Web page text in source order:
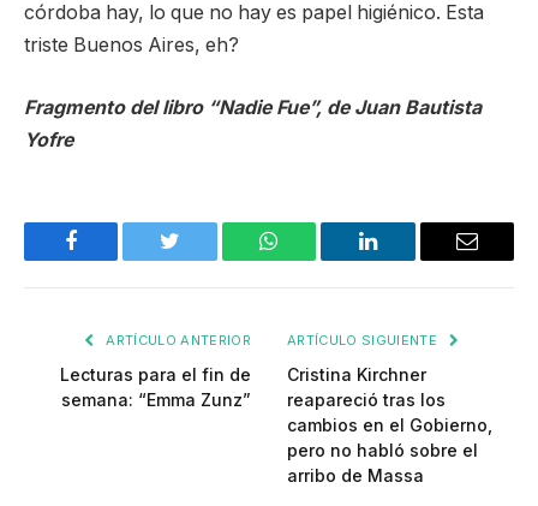
córdoba hay, lo que no hay es papel higiénico. Esta
triste Buenos Aires, eh?
Fragmento del libro “Nadie Fue”, de Juan Bautista
Yofre
Facebook Twitter WhatsApp LinkedIn Email
ARTÍCULO ANTERIOR
Lecturas para el fin de
semana: “Emma Zunz”
ARTÍCULO SIGUIENTE
Cristina Kirchner
reapareció tras los
cambios en el Gobierno,
pero no habló sobre el
arribo de Massa